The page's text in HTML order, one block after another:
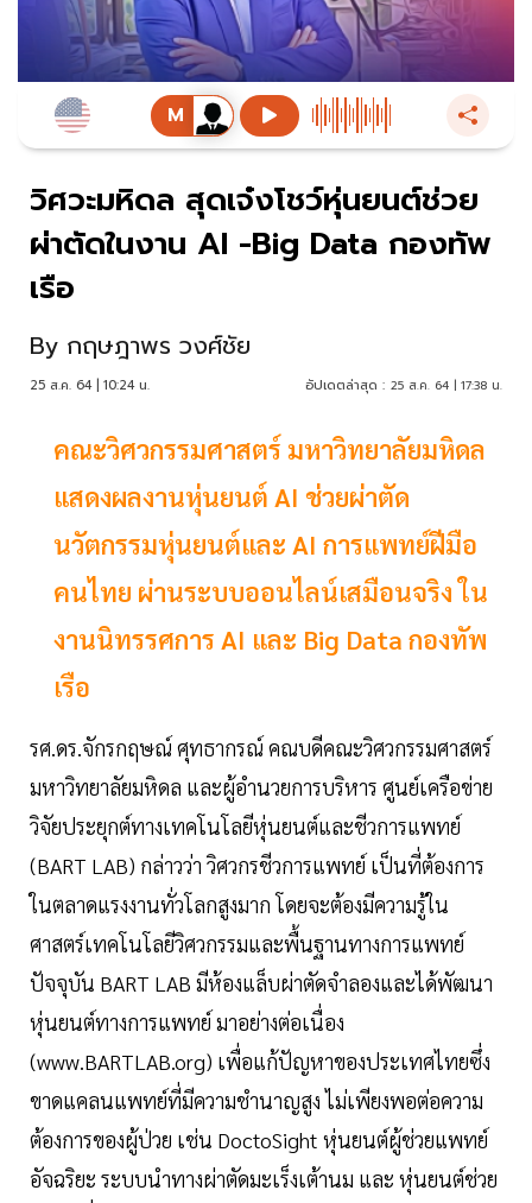
วิศวะมหิดล สุดเจ๋งโชว์หุ่นยนต์ช่วย
ผ่าตัดในงาน AI -Big Data กองทัพ
เรือ
By กฤษฎาพร วงศ์ชัย
25 ส.ค. 64 | 10:24 น. อัปเดตล่าสุด : 25 ส.ค. 64 | 17:38 น.
คณะวิศวกรรมศาสตร์ มหาวิทยาลัยมหิดล
แสดงผลงานหุ่นยนต์ AI ช่วยผ่าตัด
นวัตกรรมหุ่นยนต์และ AI การแพทย์ฝีมือ
คนไทย ผ่านระบบออนไลน์เสมือนจริง ใน
งานนิทรรศการ AI และ Big Data กองทัพ
เรือ
รศ.ดร.จักรกฤษณ์ ศุทธากรณ์ คณบดีคณะวิศวกรรมศาสตร์
มหาวิทยาลัยมหิดล และผู้อำนวยการบริหาร ศูนย์เครือข่าย
วิจัยประยุกต์ทางเทคโนโลยีหุ่นยนต์และชีวการแพทย์
(BART LAB) กล่าวว่า วิศวกรชีวการแพทย์ เป็นที่ต้องการ
ในตลาดแรงงานทั่วโลกสูงมาก โดยจะต้องมีความรู้ใน
ศาสตร์เทคโนโลยีวิศวกรรมและพื้นฐานทางการแพทย์
ปัจจุบัน BART LAB มีห้องแล็บผ่าตัดจำลองและได้พัฒนา
หุ่นยนต์ทางการแพทย์ มาอย่างต่อเนื่อง
(www.BARTLAB.org) เพื่อแก้ปัญหาของประเทศไทยซึ่ง
ขาดแคลนแพทย์ที่มีความชำนาญสูง ไม่เพียงพอต่อความ
ต้องการของผู้ป่วย เช่น DoctoSight หุ่นยนต์ผู้ช่วยแพทย์
อัจฉริยะ ระบบนำทางผ่าตัดมะเร็งเต้านม และ หุ่นยนต์ช่วย